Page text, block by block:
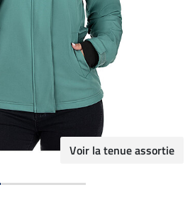
Voir la tenue assortie